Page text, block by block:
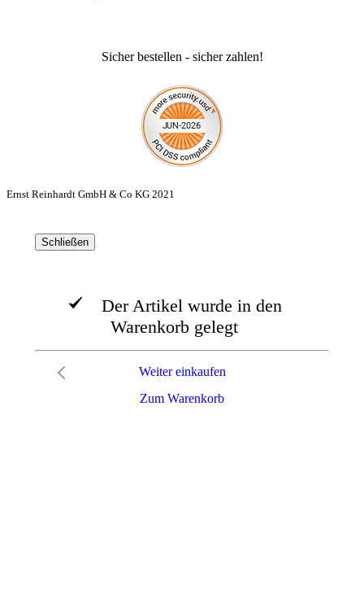
Sicher bestellen - sicher zahlen!
Ernst Reinhardt GmbH & Co KG 2021
Schließen
Der Artikel wurde in den
Warenkorb gelegt
Zum Warenkorb
Weiter einkaufen